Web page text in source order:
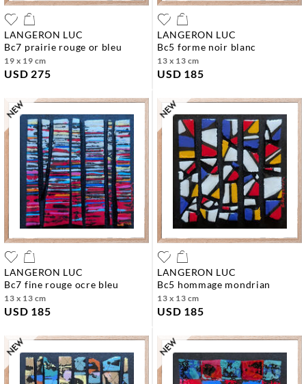
LANGERON LUC
bc7 prairie rouge or bleu
19 x 19 cm
USD 275
LANGERON LUC
bc5 forme noir blanc
13 x 13 cm
USD 185
LANGERON LUC
bc7 fine rouge ocre bleu
13 x 13 cm
USD 185
LANGERON LUC
bc5 hommage mondrian
13 x 13 cm
USD 185